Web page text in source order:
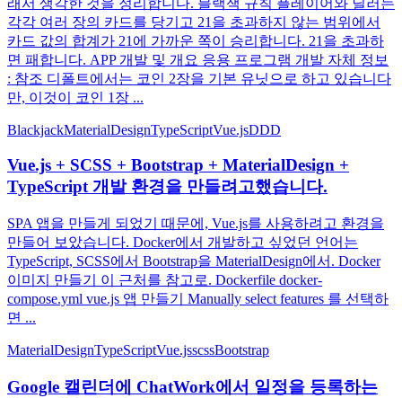
래서 생각한 것을 정리합니다. 블랙잭 규칙 플레이어와 딜러는
각각 여러 장의 카드를 당기고 21을 초과하지 않는 범위에서
카드 값의 합계가 21에 가까운 쪽이 승리합니다. 21을 초과하
면 패합니다. APP 개발 및 개요 응용 프로그램 개발 자체 정보
: 참조 디폴트에서는 코인 2장을 기본 유닛으로 하고 있습니다
만, 이것이 코인 1장 ...
BlackjackMaterialDesignTypeScriptVue.jsDDD
Vue.js + SCSS + Bootstrap + MaterialDesign +
TypeScript 개발 환경을 만들려고했습니다.
SPA 앱을 만들게 되었기 때문에, Vue.js를 사용하려고 환경을
만들어 보았습니다. Docker에서 개발하고 싶었던 언어는
TypeScript, SCSS에서 Bootstrap을 MaterialDesign에서. Docker
이미지 만들기 이 근처를 참고로. Dockerfile docker-
compose.yml vue.js 앱 만들기 Manually select features 를 선택하
면 ...
MaterialDesignTypeScriptVue.jsscssBootstrap
Google 캘린더에 ChatWork에서 일정을 등록하는